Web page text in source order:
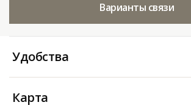
Варианты связи
Удобства
Карта